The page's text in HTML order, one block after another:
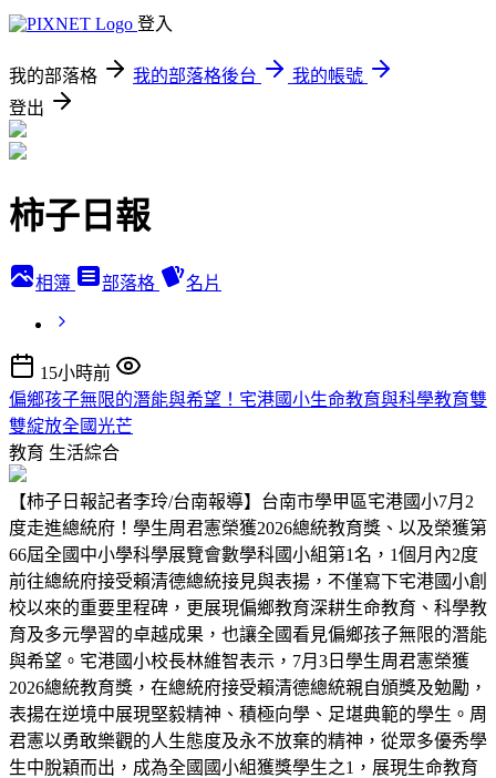
登入
我的部落格 我的部落格後台
我的帳號
登出
柿子日報
相簿 部落格 名片
15小時前
偏鄉孩子無限的潛能與希望！宅港國小生命教育與科學教育雙
雙綻放全國光芒
教育 生活綜合
【柿子日報記者李玲/台南報導】台南市學甲區宅港國小7月2
度走進總統府！學生周君憲榮獲2026總統教育獎、以及榮獲第
66屆全國中小學科學展覽會數學科國小組第1名，1個月內2度
前往總統府接受賴清德總統接見與表揚，不僅寫下宅港國小創
校以來的重要里程碑，更展現偏鄉教育深耕生命教育、科學教
育及多元學習的卓越成果，也讓全國看見偏鄉孩子無限的潛能
與希望。宅港國小校長林維智表示，7月3日學生周君憲榮獲
2026總統教育獎，在總統府接受賴清德總統親自頒獎及勉勵，
表揚在逆境中展現堅毅精神、積極向學、足堪典範的學生。周
君憲以勇敢樂觀的人生態度及永不放棄的精神，從眾多優秀學
生中脫穎而出，成為全國國小組獲獎學生之1，展現生命教育